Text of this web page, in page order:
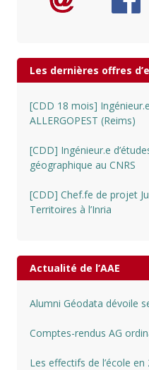
Les dernières offres
[CDD 18 mois]
ALLERGOPEST (Reims)
[CDD] Ingénieur.e
géographique au CNRS
[CDD] Chef.fe de projet
Territoires à l’Inria
Actualité de l’AAE
Alumni Géodata dévoile
Comptes-rendus AG
Les effectifs de l’école en